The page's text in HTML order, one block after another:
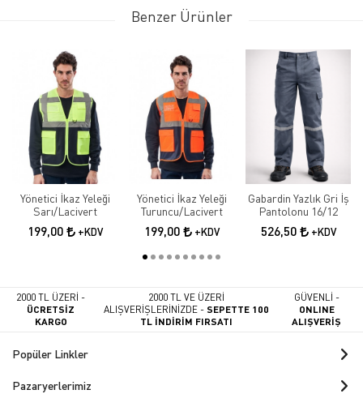
Benzer Ürünler
Yönetici İkaz Yeleği
Sarı/Lacivert
199,00 +KDV
Yönetici İkaz Yeleği
Turuncu/Lacivert
199,00 +KDV
Gabardin Yazlık Gri İş
Pantolonu 16/12
526,50 +KDV
2000 TL ÜZERİ -
ÜCRETSİZ
KARGO
2000 TL VE ÜZERİ
ALIŞVERİŞLERİNİZDE -SEPETTE 100
TL İNDİRİM FIRSATI
GÜVENLİ -
ONLINE
ALIŞVERİŞ
Popüler Linkler
Pazaryerlerimiz